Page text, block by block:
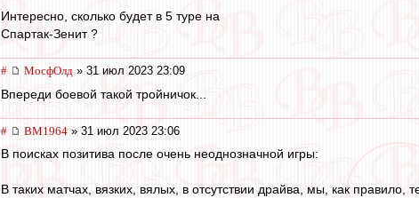
Интересно, сколько будет в 5 туре на
Спартак-Зенит ?
# МосфОлд » 31 июл 2023 23:09
Впереди боевой такой тройничок...
# BM1964 » 31 июл 2023 23:06
В поисках позитива после очень неоднозначной игры:
В таких матчах, вязких, вялых, в отсутствии драйва, мы, как правило,